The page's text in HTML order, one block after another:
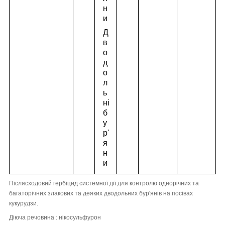
н
и
Д
в
о
д
о
л
ь
ні
б
у
р'
я
н
и
Післясходовий гербіцид системної дії для контролю однорічних та
багаторічних злакових та деяких дводольних бур'янів на посівах
кукурудзи.
Діюча речовина : нікосульфурон